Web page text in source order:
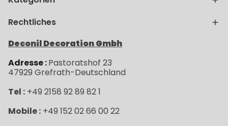
Rechtliches
Deconil Decoration Gmbh
Adresse :Pastoratshof 23
47929 Grefrath-Deutschland
Tel : +49 2158 92 89 82 1
Mobile : +49 152 02 66 00 22